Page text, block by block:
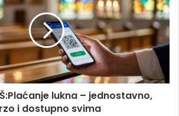
lukna – jednostavno,
i dostupno svima